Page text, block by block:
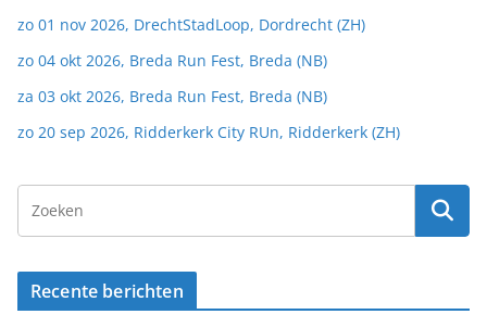
zo 01 nov 2026, DrechtStadLoop, Dordrecht (ZH)
zo 04 okt 2026, Breda Run Fest, Breda (NB)
za 03 okt 2026, Breda Run Fest, Breda (NB)
zo 20 sep 2026, Ridderkerk City RUn, Ridderkerk (ZH)
Recente berichten